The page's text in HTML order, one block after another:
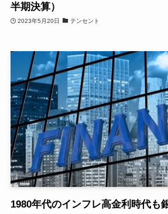
半期決算）
2023年5月20日 テンセント
1980年代のインフレ高金利時代も